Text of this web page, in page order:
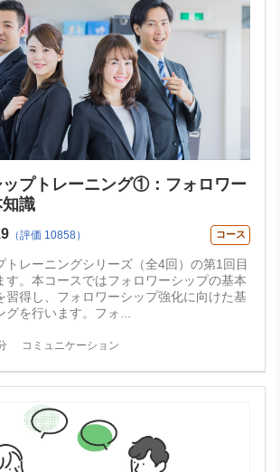
ップトレーニング①：フォロワー
識
（評価 10858） コース
トレーニングシリーズ（全4回）の第1回目
す。本コースではフォロワーシップの基本
習得し、フォロワーシップ強化に向けた基
グを行います。フォ
コミュニケーション